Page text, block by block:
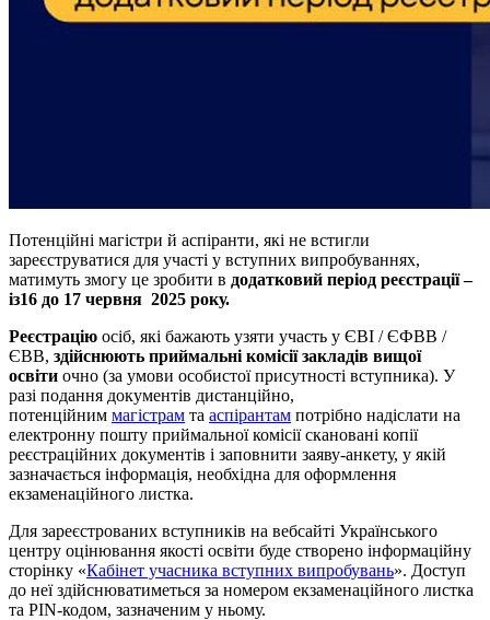
Потенційні магістри й аспіранти, які не встигли
зареєструватися для участі у вступних випробуваннях,
матимуть змогу це зробити в додатковий період реєстрації –
із16 до 17 червня 2025 року.
Реєстрацію осіб, які бажають узяти участь у ЄВІ / ЄФВВ /
ЄВВ, здійснюють приймальні комісії закладів вищої
освіти очно (за умови особистої присутності вступника). У
разі подання документів дистанційно,
потенційним магістрам та аспірантам потрібно надіслати на
електронну пошту приймальної комісії скановані копії
реєстраційних документів і заповнити заяву-анкету, у якій
зазначається інформація, необхідна для оформлення
екзаменаційного листка.
Для зареєстрованих вступників на вебсайті Українського
центру оцінювання якості освіти буде створено інформаційну
сторінку «Кабінет учасника вступних випробувань». Доступ
до неї здійснюватиметься за номером екзаменаційного листка
та PIN-кодом, зазначеним у ньому.